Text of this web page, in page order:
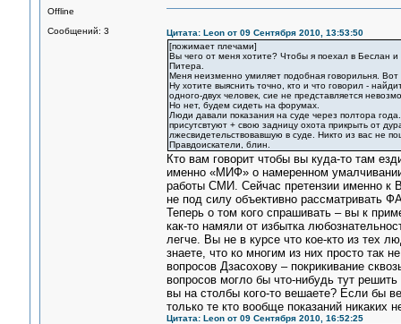
Offline
Сообщений: 3
Цитата: Leon от 09 Сентября 2010, 13:53:50
[пожимает плечами]
Вы чего от меня хотите? Чтобы я поехал в Беслан
Питера.
Меня неизменно умиляет подобная говорильня.
Ну хотите выяснить точно, кто и что говорил -
одного-двух человек, сие не представляется
Но нет, будем сидеть на форумах.
Люди давали показания на суде через полтора
присутсвтуют + свою задницу охота прикрыть от
лжесвидетельствовавшую в суде. Никто из вас не
Правдоискатели, блин.
Кто вам говорит чтобы вы куда-то там
именно «МИФ» о намеренном
работы СМИ. Сейчас претензии именно к
не под силу объективно рассматривать
Теперь о том кого спрашивать – вы к
как-то намяли от избытка
легче. Вы не в курсе что кое-кто из тех
знаете, что ко многим из них просто так
вопросов Дзасохову – покрикивание
вопросов могло бы что-нибудь тут
вы на столбы кого-то вешаете? Если бы
только те кто вообще показаний
Цитата: Leon от 09 Сентября 2010, 16:52:25